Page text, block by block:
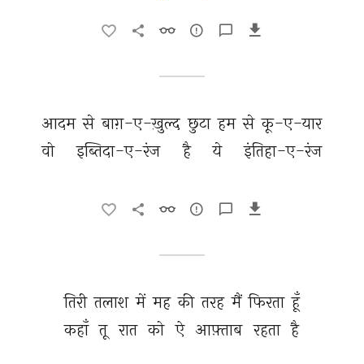
आदम से बाग़-ए-ख़ुल्द छुटा हम से कू-ए-यार
वो
इब्तिदा-ए-रंज है ये इंतिहा-ए-रंज
तिरी तलाश में मह की तरह मैं फिरता हूँ
कहाँ तू रात को ऐ आफ़्ताब रहता है